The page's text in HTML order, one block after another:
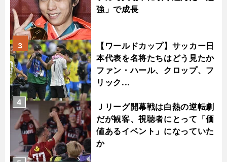
強」で成長
【ワールドカップ】サッカー日
本代表を名将たちはどう見たか
ファン・ハール、クロップ、フ
リック...
3
Ｊリーグ開幕戦は白熱の逆転劇
だが観客、視聴者にとって「価
値あるイベント」になっていた
か
4